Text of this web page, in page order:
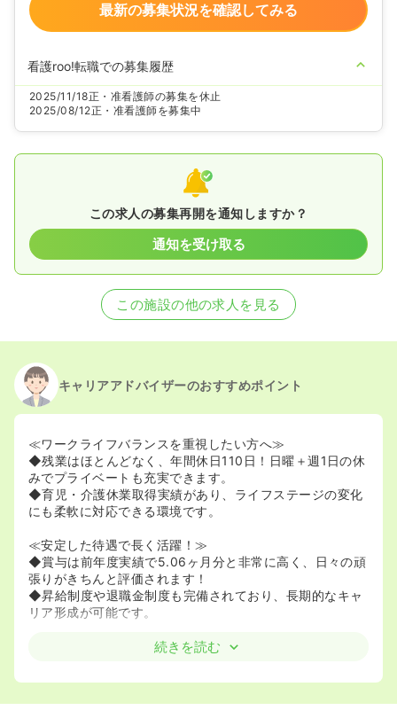
最新の募集状況を確認してみる
看護roo!転職での募集履歴
2025/11/18正・准看護師の募集を休止
2025/08/12正・准看護師を募集中
この求人の募集再開を通知しますか？
通知を受け取る
この施設の他の求人を見る
キャリアアドバイザーのおすすめポイント
≪ワークライフバランスを重視したい方へ≫
◆残業はほとんどなく、年間休日110日！日曜＋週1日の休
みでプライベートも充実できます。
◆育児・介護休業取得実績があり、ライフステージの変化
にも柔軟に対応できる環境です。
≪安定した待遇で長く活躍！≫
◆賞与は前年度実績で5.06ヶ月分と非常に高く、日々の頑
張りがきちんと評価されます！
◆昇給制度や退職金制度も完備されており、長期的なキャ
リア形成が可能です。
≪病院併設の安心感と働きやすさ≫
されており、医療連携もスムーズです！
続きを読む